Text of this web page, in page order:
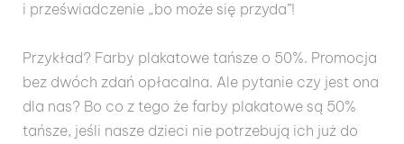
i przeświadczenie „bo może się przyda”!
Przykład? Farby plakatowe tańsze o 50%. Promocja
bez dwóch zdań opłacalna. Ale pytanie czy jest ona
dla nas? Bo co z tego że farby plakatowe są 50%
tańsze, jeśli nasze dzieci nie potrzebują ich już do